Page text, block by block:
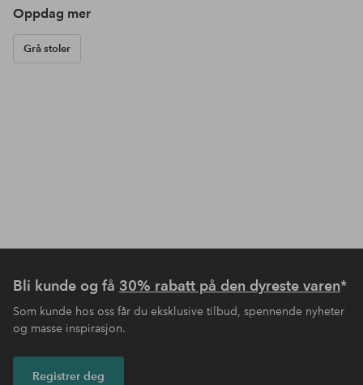
Oppdag mer
Grå stoler
Bli kunde og få 30% rabatt på den dyreste varen*
Som kunde hos oss får du eksklusive tilbud, spennende nyheter
og masse inspirasjon.
Registrer deg